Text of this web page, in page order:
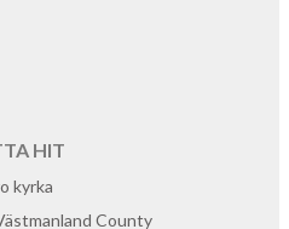
HIT
kyrka
County